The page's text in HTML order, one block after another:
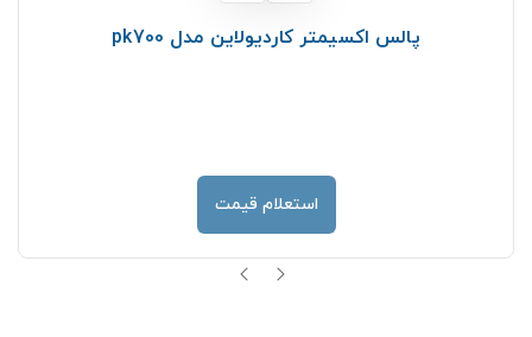
پالس اکسیمتر کاردیولاین مدل pk700
استعلام قیمت